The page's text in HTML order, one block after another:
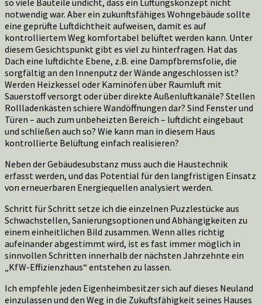
notwendig war. Aber ein zukunftsfähiges Wohngebäude sollte
eine geprüfte Luftdichtheit aufweisen, damit es auf
kontrolliertem Weg komfortabel belüftet werden kann. Unter
diesem Gesichtspunkt gibt es viel zu hinterfragen. Hat das
Dach eine luftdichte Ebene, z.B. eine Dampfbremsfolie, die
sorgfältig an den Innenputz der Wände angeschlossen ist?
Werden Heizkessel oder Kaminöfen über Raumluft mit
Sauerstoff versorgt oder über direkte Außenluftkanäle? Stellen
Rollladenkästen schiere Wandöffnungen dar? Sind Fenster und
Türen – auch zum unbeheizten Bereich – luftdicht eingebaut
und schließen auch so? Wie kann man in diesem Haus
kontrollierte Belüftung einfach realisieren?
Neben der Gebäudesubstanz muss auch die Haustechnik
erfasst werden, und das Potential für den langfristigen Einsatz
von erneuerbaren Energiequellen analysiert werden.
Schritt für Schritt setze ich die einzelnen Puzzlestücke aus
Schwachstellen, Sanierungsoptionen und Abhängigkeiten zu
einem einheitlichen Bild zusammen. Wenn alles richtig
aufeinander abgestimmt wird, ist es fast immer möglich in
sinnvollen Schritten innerhalb der nächsten Jahrzehnte ein
„KfW-Effizienzhaus“ entstehen zu lassen.
Ich empfehle jeden Eigenheimbesitzer sich auf dieses Neuland
einzulassen und den Weg in die Zukuftsfähigkeit seines Hauses